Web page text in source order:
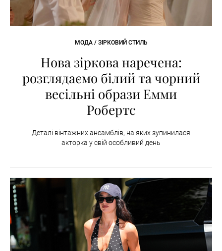
МОДА / ЗІРКОВИЙ СТИЛЬ
Нова зіркова наречена:
розглядаємо білий та чорний
весільні образи Емми
Робертс
Деталі вінтажних ансамблів, на яких зупинилася
акторка у свій особливий день